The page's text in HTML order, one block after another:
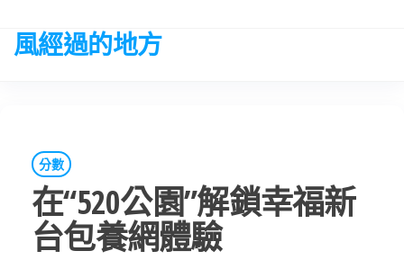
the
風經過的地方
分數
在“520公園”解鎖幸福新
台包養網體驗